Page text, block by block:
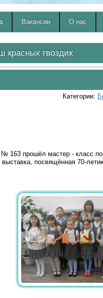
Вакансии О нас
гвоздик
Категории:
163 прошёл мастер - класс по
посвящённая 70-